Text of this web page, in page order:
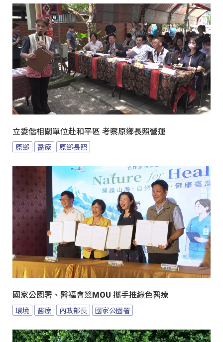
立委偕相關單位赴和平區 考察原鄉長照營運
原鄉 醫療 原鄉長照
國家公園署、醫福會簽MOU 攜手推綠色醫療
環境 醫療 內政部長 國家公園署